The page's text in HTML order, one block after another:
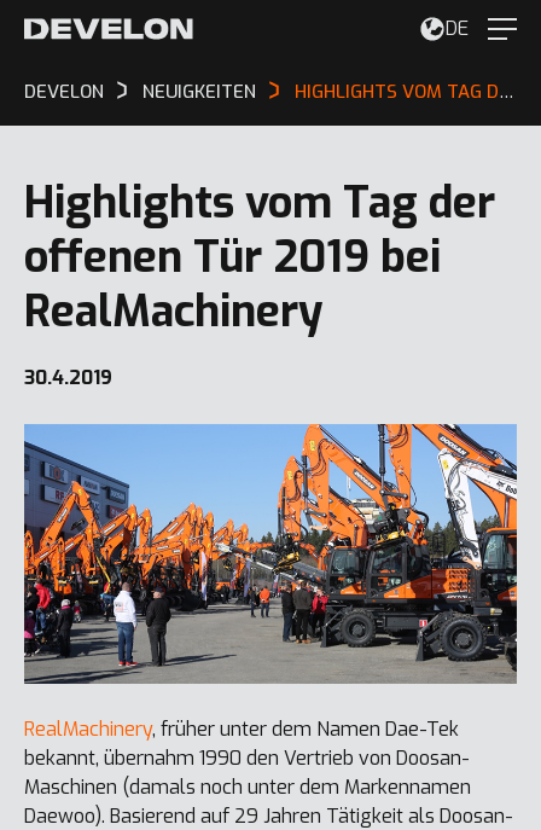
DE
DEVELON NEUIGKEITEN HIGHLIGHTS VOM TAG DER OFFENEN TÜR 2019 BEI REALMACHINERY
Highlights vom Tag der
offenen Tür 2019 bei
RealMachinery
30.4.2019
RealMachinery, früher unter dem Namen Dae-Tek
bekannt, übernahm 1990 den Vertrieb von Doosan-
Maschinen (damals noch unter dem Markennamen
Daewoo). Basierend auf 29 Jahren Tätigkeit als Doosan-